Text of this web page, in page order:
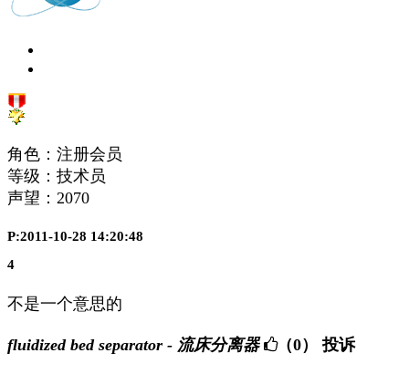
角色：注册会员
等级：技术员
声望： 2070
P:2011-10-28 14:20:48
4
不是一个意思的
fluidized bed separator - 流床分离器 （0） 投诉